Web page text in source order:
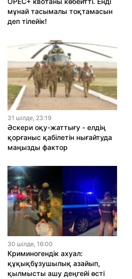
мұнай тасымалы тоқтамасын
деп тілейік!
31 шiлде, 23:19
Әскери оқу-жаттығу - елдің
қорғаныс қабілетін нығайтуда
маңызды фактор
30 шiлде, 16:00
Криминогендік ахуал:
құқықбұзушылық азайып,
қылмысты ашу деңгейі өсті